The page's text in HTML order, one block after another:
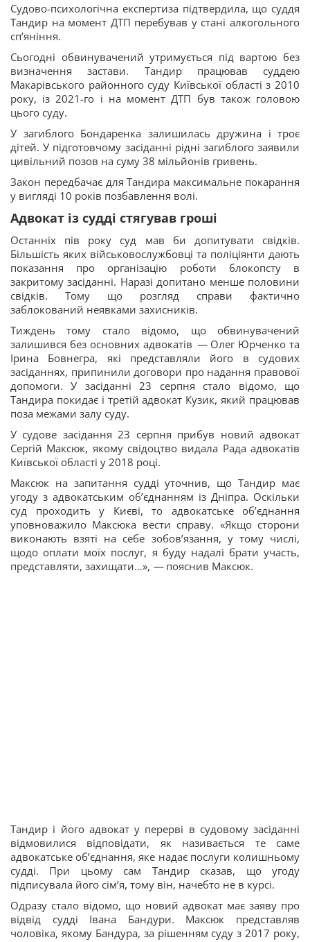
Судово-психологічна експертиза підтвердила, що суддя
Тандир на момент ДТП перебував у стані алкогольного
сп’яніння.
Сьогодні обвинувачений утримується під вартою без
визначення застави. Тандир працював суддею
Макарівського районного суду Київської області з 2010
року, із 2021-го і на момент ДТП був також головою
цього суду.
У загиблого Бондаренка залишилась дружина і троє
дітей. У підготовчому засіданні рідні загиблого заявили
цивільний позов на суму 38 мільйонів гривень.
Закон передбачає для Тандира максимальне покарання
у вигляді 10 років позбавлення волі.
Адвокат із судді стягував гроші
Останніх пів року суд мав би допитувати свідків.
Більшість яких військовослужбовці та поліціянти дають
показання про організацію роботи блокопсту в
закритому засіданні. Наразі допитано менше половини
свідків. Тому що розгляд справи фактично
заблокований неявками захисників.
Тиждень тому стало відомо, що обвинувачений
залишився без основних адвокатів —Олег Юрченко та
Ірина Бовнегра, які представляли його в судових
засіданнях, припинили договори про надання правової
допомоги. У засіданні 23 серпня стало відомо, що
Тандира покидає і третій адвокат Кузик, який працював
поза межами залу суду.
У судове засідання 23 серпня прибув новий адвокат
Сергій Максюк, якому свідоцтво видала Рада адвокатів
Київської області у 2018 році.
Максюк на запитання судді уточнив, що Тандир має
угоду з адвокатським обʼєднанням із Дніпра. Оскільки
суд проходить у Києві, то адвокатське обʼєднання
уповноважило Максюка вести справу. «Якщо сторони
виконають взяті на себе зобовʼязання, у тому числі,
щодо оплати моїх послуг, я буду надалі брати участь,
представляти, захищати…», —пояснив Максюк.
Тандир і його адвокат у перерві в судовому засіданні
відмовилися відповідати, як називається те саме
адвокатське обʼєднання, яке надає послуги колишньому
судді. При цьому сам Тандир сказав, що угоду
підписувала його сімʼя, тому він, начебто не в курсі.
Одразу стало відомо, що новий адвокат має заяву про
відвід судді Івана Бандури. Максюк представляв
чоловіка, якому Бандура, за рішенням суду з 2017 року,